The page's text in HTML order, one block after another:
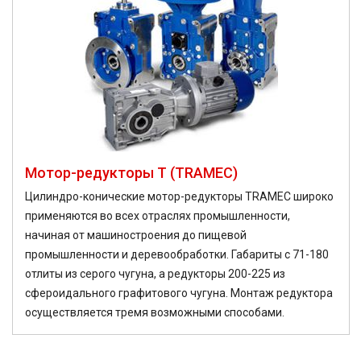
Мотор-редукторы T (TRAMEC)
Цилиндро-конические мотор-редукторы TRAMEC широко
применяются во всех отраслях промышленности,
начиная от машиностроения до пищевой
промышленности и деревообработки. Габариты с 71-180
отлиты из серого чугуна, а редукторы 200-225 из
сфероидального графитового чугуна. Монтаж редуктора
осуществляется тремя возможными способами.